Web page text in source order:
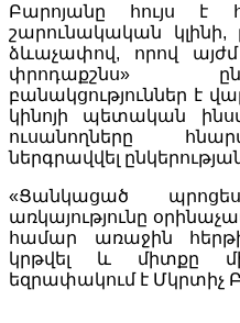
Բարոյանը հույս է
շարունակական
ձևաչափով, որով
փրոդաքշնս»
բանակցություններ է
կինոյի պետական
ուսանողները
ներգրավվել
«Ցանկացած
առկայությունը
համար առաջին
կրթվել և միտքը
եզրափակում է Մկրտիչ